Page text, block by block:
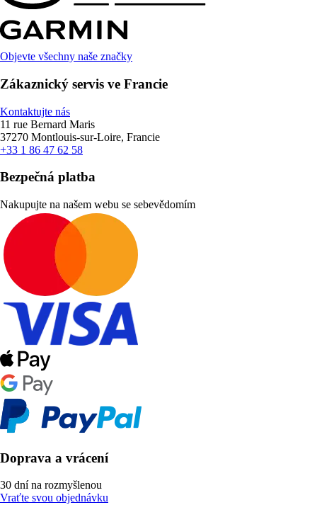
Objevte všechny naše značky
Zákaznický servis ve Francie
Kontaktujte nás
11 rue Bernard Maris
37270 Montlouis-sur-Loire, Francie
+33 1 86 47 62 58
Bezpečná platba
Nakupujte na našem webu se sebevědomím
Doprava a vrácení
30 dní na rozmyšlenou
Vraťte svou objednávku